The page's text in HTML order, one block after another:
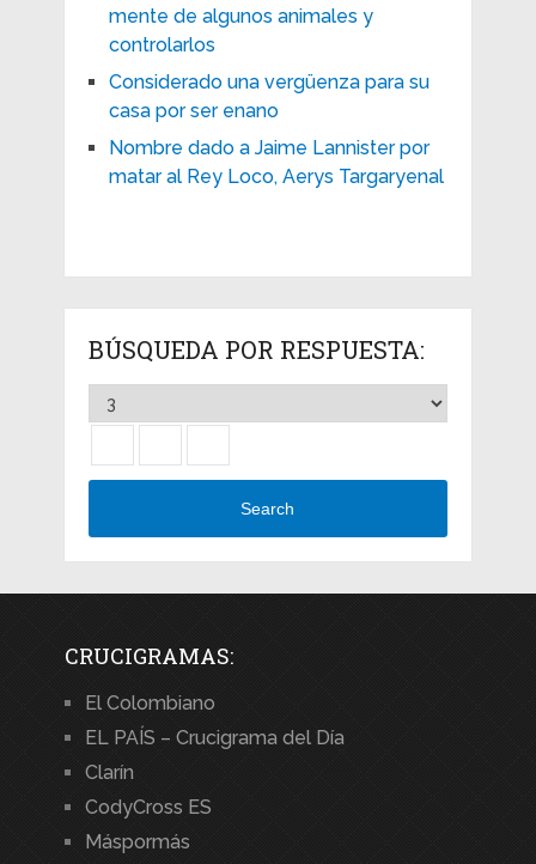
mente de algunos animales y
controlarlos
Considerado una vergüenza para su
casa por ser enano
Nombre dado a Jaime Lannister por
matar al Rey Loco, Aerys Targaryenal
BÚSQUEDA POR RESPUESTA:
Search
CRUCIGRAMAS:
El Colombiano
EL PAÍS – Crucigrama del Día
Clarín
CodyCross ES
Máspormás